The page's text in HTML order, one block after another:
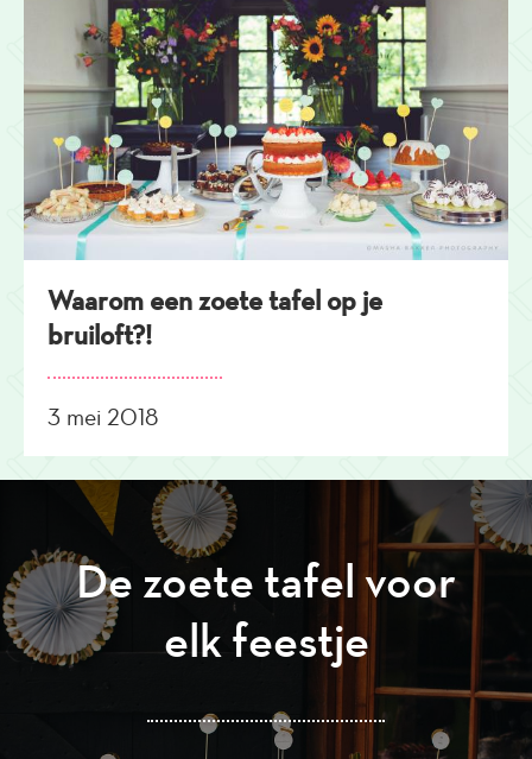
Waarom een zoete tafel op je
bruiloft?!
3 mei 2018
De zoete tafel voor
elk feestje